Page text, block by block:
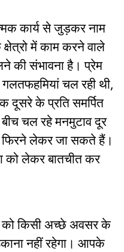
कार्य से जुड़कर नाम
में काम करने वाले
की संभावना है। प्रेम
चल रही थी,
दूसरे के प्रति समर्पित
चल रहे मनमुटाव दूर
लेकर जा सकते हैं।
को लेकर बातचीत कर
को किसी अच्छे अवसर के
नहीं रहेगा। आपके